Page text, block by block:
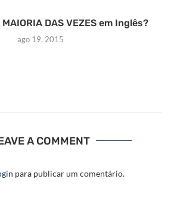
DAS VEZES em Inglês?
ago 19, 2015
A COMMENT
para publicar um comentário.